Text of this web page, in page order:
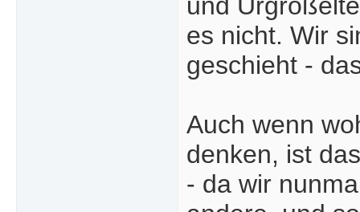
und
es nicht. Wir
geschieht -
Auch wenn
denken, ist
- da wir